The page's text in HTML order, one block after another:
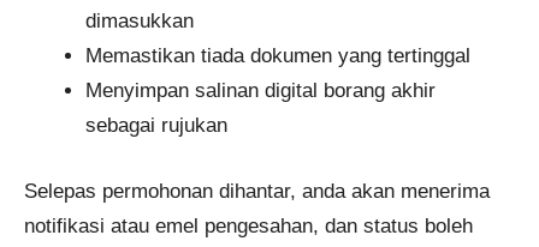
dimasukkan
Memastikan tiada dokumen yang tertinggal
Menyimpan salinan digital borang akhir
sebagai rujukan
Selepas permohonan dihantar, anda akan menerima
notifikasi atau emel pengesahan, dan status boleh